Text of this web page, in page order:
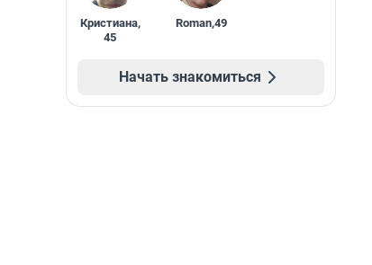
Кристиана,
45
Roman,49
Начать знакомиться